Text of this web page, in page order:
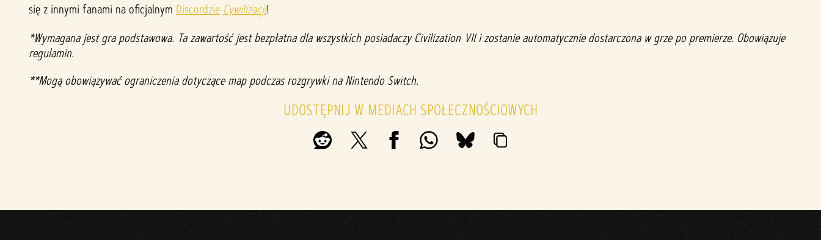
serw
Goog
le.
się z innymi fanami na oficjalnym Discordzie Cywilizacji!
*Wymagana jest gra podstawowa. Ta zawartość jest bezpłatna dla wszystkich posiadaczy Civilization VII i zostanie automatycznie dostarczona w grze po premierze. Obowiązuje
regulamin.
**Mogą obowiązywać ograniczenia dotyczące map podczas rozgrywki na Nintendo Switch.
UDOSTĘPNIJ W MEDIACH SPOŁECZNOŚCIOWYCH